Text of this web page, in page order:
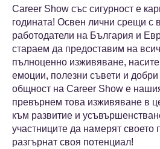
Career Show със сигурност е
годината! Освен лични срещи с
работодатели на България и
стараем да предоставим на
пълноценно изживяване,
емоции, полезни съвети и
общност на Career Show е
превърнем това изживяване в
към развитие и
участниците да намерят своето
разгърнат своя потенциал!